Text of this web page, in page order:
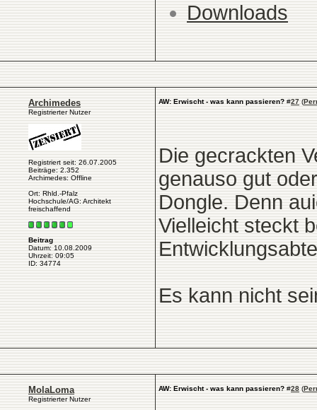
Downloads
Archimedes
Registrierter Nutzer
Registriert seit: 26.07.2005
Beiträge: 2.352
Archimedes: Offline
Ort: Rhld.-Pfalz
Hochschule/AG: Architekt
freischaffend
Beitrag
Datum: 10.08.2009
Uhrzeit: 09:05
ID: 34774
AW: Erwischt - was kann passieren? #27 (
Die gecrackten
genauso gut
Dongle. Denn
Vielleicht steckt
Es kann nicht
MolaLoma
Registrierter Nutzer
AW: Erwischt - was kann passieren? #28 (